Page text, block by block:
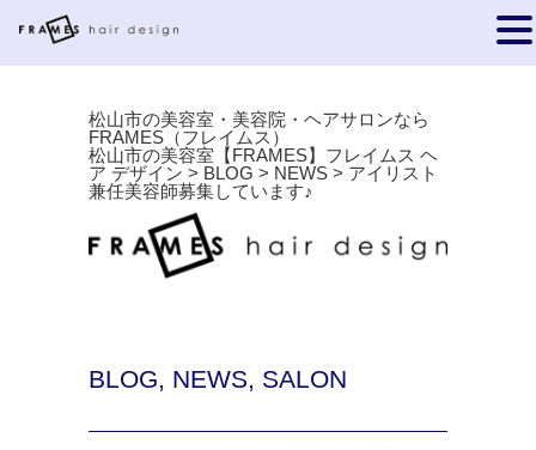
松山市の美容室・美容院・ヘアサロンなら
FRAMES（フレイムス）
松山市の美容室【FRAMES】フレイムス ヘ
ア デザイン > BLOG > NEWS > アイリスト
兼任美容師募集しています♪
BLOG, NEWS, SALON